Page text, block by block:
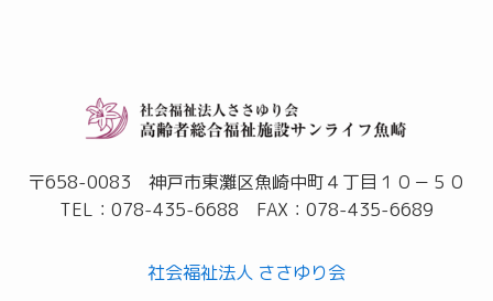
〒658-0083 神戸市東灘区魚崎中町４丁目１０－５０
TEL：078-435-6688 FAX：078-435-6689
社会福祉法人 ささゆり会